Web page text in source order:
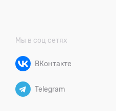
Мы в соц сетях
ВКонтакте
Telegram